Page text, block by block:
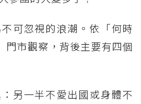
可忽視的浪潮。依「何時
門市觀察，背後主要有四個
另一半不愛出國或身體不